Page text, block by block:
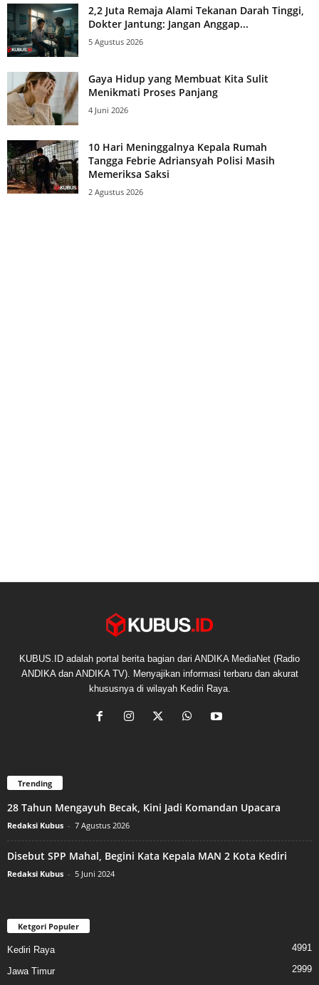
2,2 Juta Remaja Alami Tekanan Darah Tinggi,
Dokter Jantung: Jangan Anggap...
5 Agustus 2026
Gaya Hidup yang Membuat Kita Sulit
Menikmati Proses Panjang
4 Juni 2026
10 Hari Meninggalnya Kepala Rumah
Tangga Febrie Adriansyah Polisi Masih
Memeriksa Saksi
2 Agustus 2026
KUBUS.ID adalah portal berita bagian dari ANDIKA MediaNet (Radio
ANDIKA dan ANDIKA TV). Menyajikan informasi terbaru dan akurat
khususnya di wilayah Kediri Raya.
Trending
28 Tahun Mengayuh Becak, Kini Jadi Komandan Upacara
Redaksi Kubus - 7 Agustus 2026
Disebut SPP Mahal, Begini Kata Kepala MAN 2 Kota Kediri
Redaksi Kubus - 5 Juni 2024
Ketgori Populer
Kediri Raya 4991
Jawa Timur 2999